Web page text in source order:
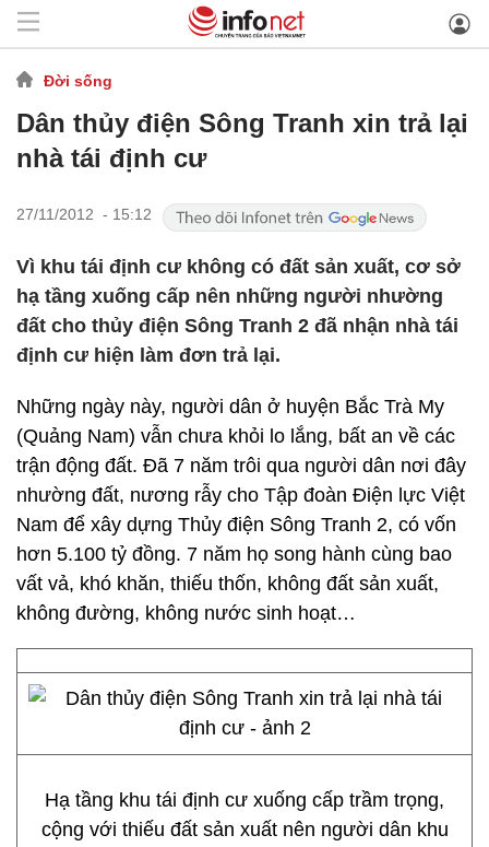
Đời sống
Dân thủy điện Sông Tranh xin trả lại
nhà tái định cư
27/11/2012 - 15:12
Vì khu tái định cư không có đất sản xuất, cơ sở
hạ tầng xuống cấp nên những người nhường
đất cho thủy điện Sông Tranh 2 đã nhận nhà tái
định cư hiện làm đơn trả lại.
Những ngày này, người dân ở huyện Bắc Trà My
(Quảng Nam) vẫn chưa khỏi lo lắng, bất an về các
trận động đất. Đã 7 năm trôi qua người dân nơi đây
nhường đất, nương rẫy cho Tập đoàn Điện lực Việt
Nam để xây dựng Thủy điện Sông Tranh 2, có vốn
hơn 5.100 tỷ đồng. 7 năm họ song hành cùng bao
vất vả, khó khăn, thiếu thốn, không đất sản xuất,
không đường, không nước sinh hoạt…
Hạ tầng khu tái định cư xuống cấp trầm trọng,
cộng với thiếu đất sản xuất nên người dân khu